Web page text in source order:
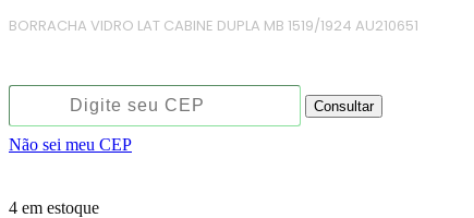
BORRACHA VIDRO LAT CABINE DUPLA MB 1519/1924 AU210651
Consultar
Não sei meu CEP
4 em estoque